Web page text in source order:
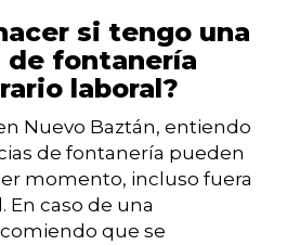
si tengo una
de fontanería
laboral?
Nuevo Baztán, entiendo
de fontanería pueden
momento, incluso fuera
En caso de una
que se